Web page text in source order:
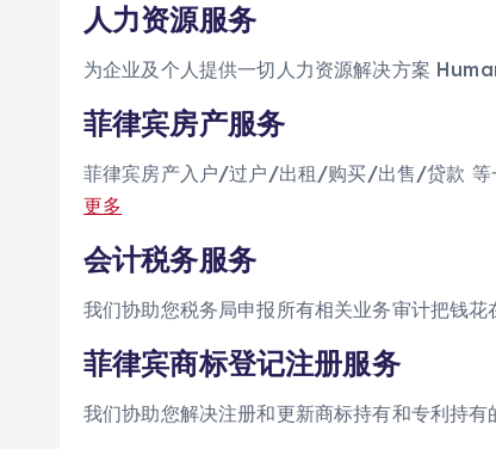
人力资源服务
为企业及个人提供一切人力资源解决方案
菲律宾房产服务
菲律宾房产入户/过户/出租/购买/出售/贷款
更多
会计税务服务
我们协助您税务局申报所有相关业务审计把钱
菲律宾商标登记注册服务
我们协助您解决注册和更新商标持有和专利